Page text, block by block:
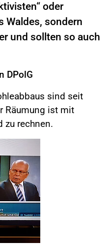
oder
Waldes, sondern
und sollten so auch
DPolG
sind seit
Räumung ist mit
zu rechnen.